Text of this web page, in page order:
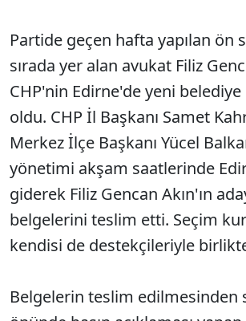
Partide geçen hafta yapılan ön
sırada yer alan avukat Filiz
CHP'nin Edirne'de yeni belediye
oldu. CHP İl Başkanı Samet
Merkez İlçe Başkanı Yücel
yönetimi akşam saatlerinde
giderek Filiz Gencan Akın'ın
belgelerini teslim etti. Seçim
kendisi de destekçileriyle
Belgelerin teslim edilmesinden